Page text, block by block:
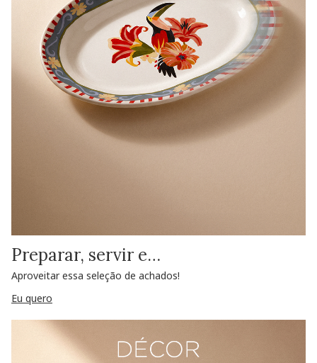
Preparar, servir e…
Aproveitar essa seleção de achados!
Eu quero